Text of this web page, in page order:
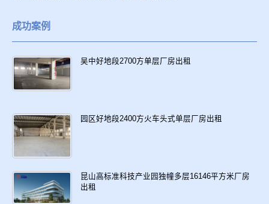
成功案例
吴中好地段2700方单层厂房出租
园区好地段2400方火车头式单层厂房出租
昆山高标准科技产业园独幢多层16146平方米厂房
出租